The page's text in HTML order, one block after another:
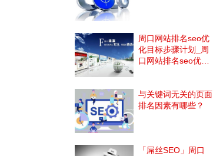
周口网站排名seo优
化目标步骤计划_周
口网站排名seo优化
与关键词无关的页面
排名因素有哪些？
「屌丝SEO」周口